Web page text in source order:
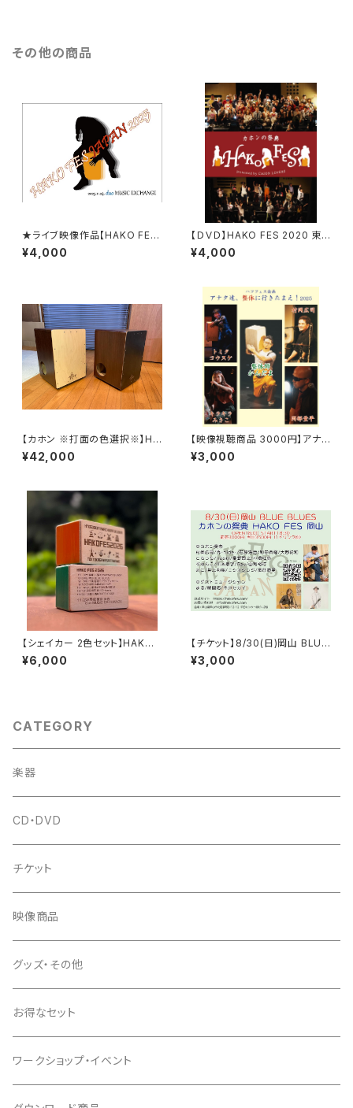
その他の商品
★ライブ映像作品【HAKO FES
JAPAN 2025 LIVE！】＠渋谷d
uo MUSIC EXCHANGE ( 無
¥4,000
【ＤＶＤ】HAKO FES 2020 東
京
¥4,000
【カホン ※打面の色選択※】HM
CAJON STD-PRO / ハコフェ
ス特典付き (送料込み)
¥42,000
【映像視聴商品 3000円】アナタ
達、整体に行きたまえ！2025
※デジタルダウンロード商品は
¥3,000
【シェイカー 2色セット】HAKO
FES 2026 ツアーシェイカー
= HM CAJON × HAKO FES
¥6,000
【チケット】8/30(日)岡山 BLUE
BLUES / HAKO FES 岡山 20
26
¥3,000
CATEGORY
楽器
CD・DVD
チケット
映像商品
グッズ・その他
お得なセット
ワークショップ・イベント